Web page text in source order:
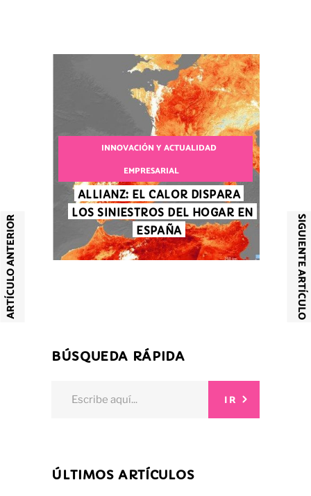
ARTÍCULO ANTERIOR SIGUIENTE ARTÍCULO
INNOVACIÓN Y ACTUALIDAD
EMPRESARIAL
ALLIANZ: EL CALOR DISPARA
LOS SINIESTROS DEL HOGAR EN
ESPAÑA
BÚSQUEDA RÁPIDA
IR
ÚLTIMOS ARTÍCULOS